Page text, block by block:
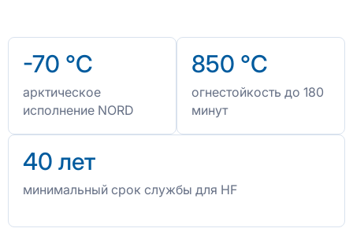
-70 °C
арктическое
исполнение NORD
850 °C
огнестойкость до 180
минут
40 лет
минимальный срок службы для HF